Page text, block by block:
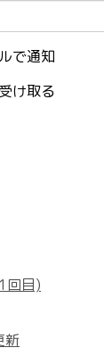
で通知
け取る
回目)
新